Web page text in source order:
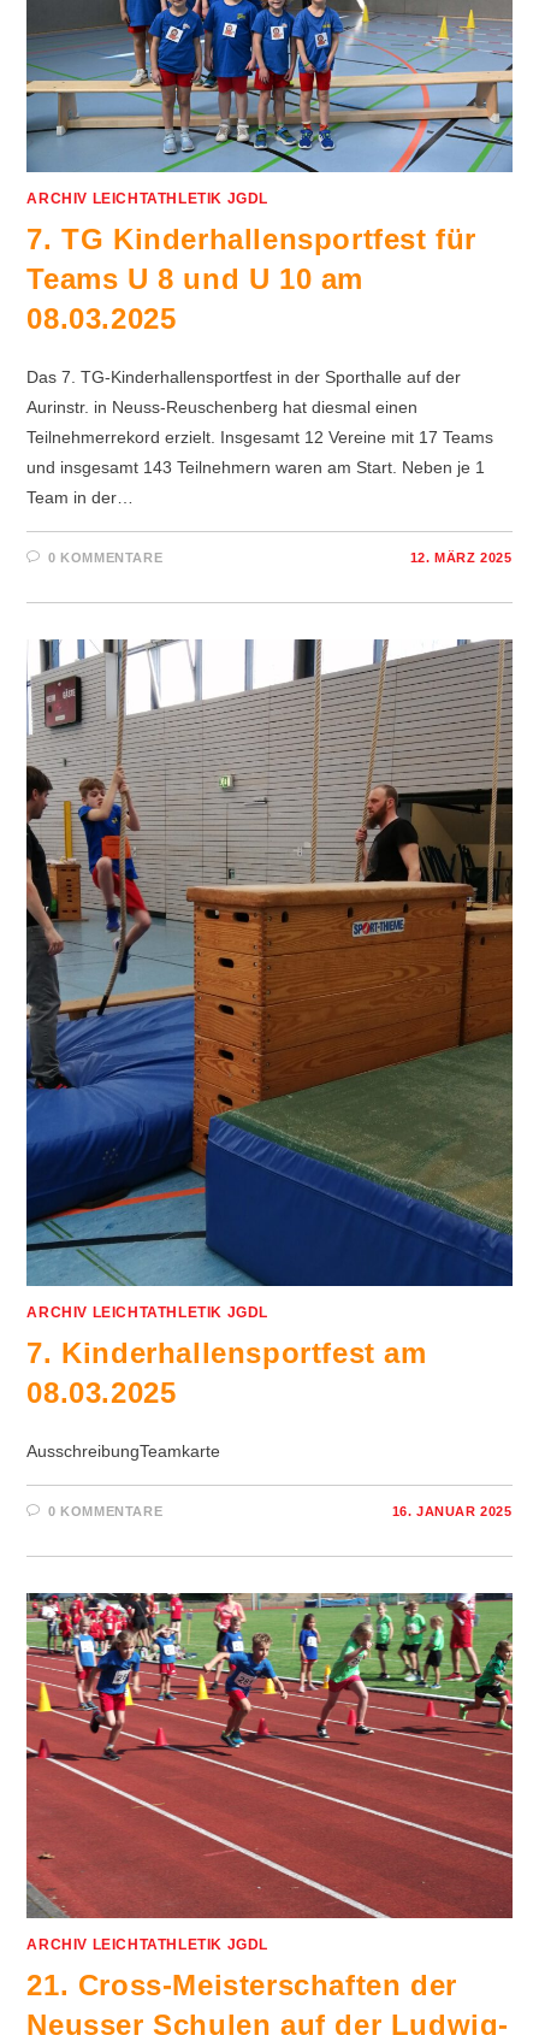
ARCHIV LEICHTATHLETIK JGDL
7. TG Kinderhallensportfest für
Teams U 8 und U 10 am
08.03.2025
Das 7. TG-Kinderhallensportfest in der Sporthalle auf der
Aurinstr. in Neuss-Reuschenberg hat diesmal einen
Teilnehmerrekord erzielt. Insgesamt 12 Vereine mit 17 Teams
und insgesamt 143 Teilnehmern waren am Start. Neben je 1
Team in der…
0 KOMMENTARE 12. MÄRZ 2025
ARCHIV LEICHTATHLETIK JGDL
7. Kinderhallensportfest am
08.03.2025
AusschreibungTeamkarte
0 KOMMENTARE 16. JANUAR 2025
ARCHIV LEICHTATHLETIK JGDL
21. Cross-Meisterschaften der
Neusser Schulen auf der Ludwig-